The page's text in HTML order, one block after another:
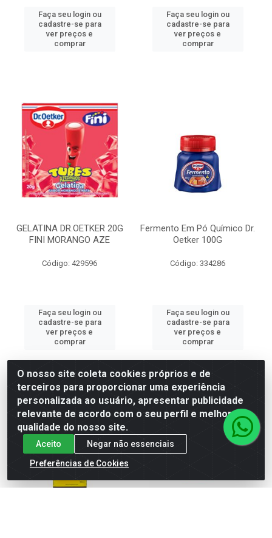
Faça seu login ou
cadastre-se para
ver preços e
comprar
Faça seu login ou
cadastre-se para
ver preços e
comprar
GELATINA DR.OETKER 20G
FINI MORANGO AZE
Código: 429596
Faça seu login ou
cadastre-se para
ver preços e
comprar
Fermento Em Pó Químico Dr.
Oetker 100G
Código: 334286
Faça seu login ou
cadastre-se para
ver preços e
comprar
O nosso site coleta cookies próprios e de
terceiros para proporcionar uma experiência
personalizada ao usuário, apresentar publicidade
relevante de acordo com o seu perfil e melhorar a
qualidade do nosso site.
Aceito
Negar não essenciais
Preferências de Cookies